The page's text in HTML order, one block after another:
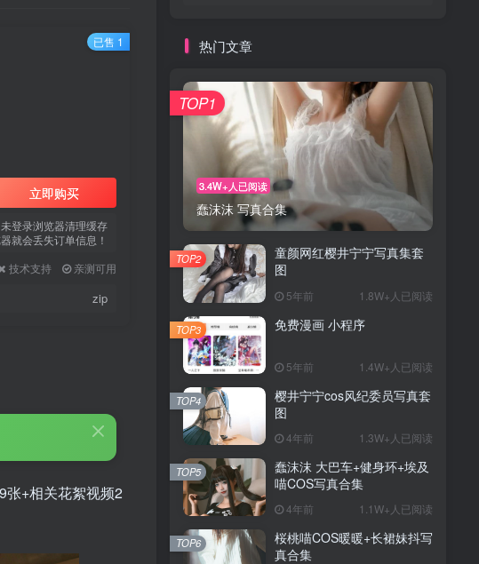
立即购买
登录浏览器清理缓存
就会丢失订单信息！
技术支持 亲测可用
zip
已售 1
张+相关花絮视频2
热门文章
3.4W+人已阅读
蠢沫沫 写真合集
TOP1
童颜网红樱井宁宁写真集套
图
5年前 1.8W+人已阅读
TOP2
免费漫画 小程序
5年前 1.4W+人已阅读
TOP3
樱井宁宁cos风纪委员写真套
图
4年前 1.3W+人已阅读
TOP4
蠢沫沫 大巴车+健身环+埃及
喵COS写真合集
4年前 1.1W+人已阅读
TOP5
桜桃喵COS暖暖+长裙妹抖写
真合集
TOP6